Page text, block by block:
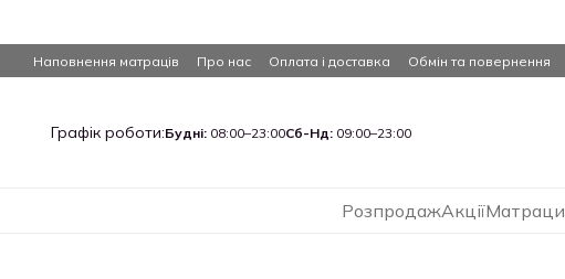
Наповнення матраців Про нас Оплата і доставка Обмін та повернення
Графік роботи:Будні: 08:00–23:00Сб-Нд: 09:00–23:00
РозпродажАкціїМатраци